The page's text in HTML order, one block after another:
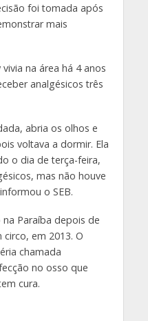
foi tomada após
mais
na área há 4 anos
analgésicos três
abria os olhos e
voltava a dormir. Ela
o dia de terça-feira,
mas não houve
o SEB.
Paraíba depois de
em 2013. O
chamada
no osso que
cura.